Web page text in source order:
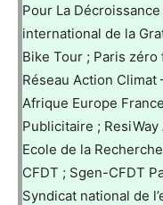
Pour La
international de la
Bike Tour ; Paris
Réseau Action Climat
Afrique Europe
Publicitaire ;
Ecole de la
CFDT ; Sgen-CFDT
Syndicat national de